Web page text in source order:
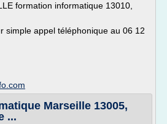
formation informatique 13010,
simple appel téléphonique au 06 12
Marseille 13005,
...